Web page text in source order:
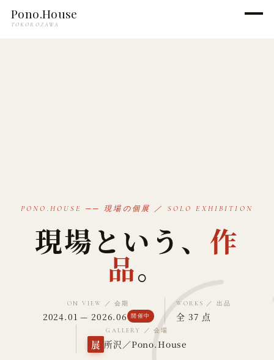
Pono.House
TOKOROZAWA
PONO.HOUSE ── 現場の個展 ／ SOLO EXHIBITION
現場という、 作
品。
ON VIEW ／ 会期
2024.01 — 2026.06 開催中
WORKS ／ 出品
全 37 点
GALLERY ／ 会場
展 所沢／Pono.House